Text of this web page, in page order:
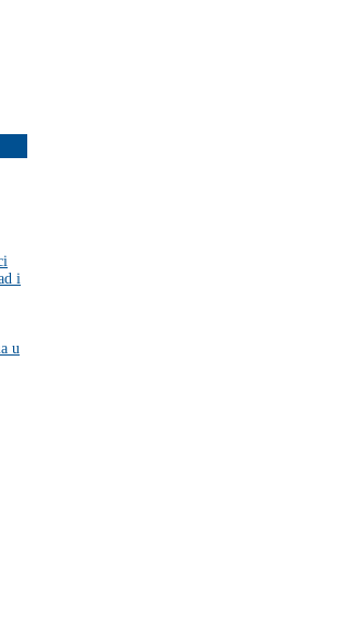
i
u